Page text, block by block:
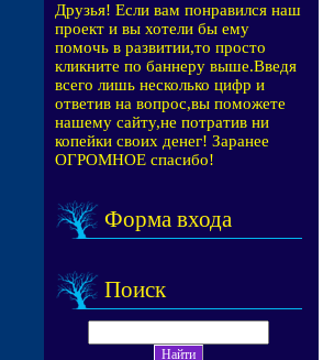
Друзья! Если вам понравился наш
проект и вы хотели бы ему
помочь в развитии,то просто
кликните по баннеру выше.Введя
всего лишь несколько цифр и
ответив на вопрос,вы поможете
нашему сайту,не потратив ни
копейки своих денег! Заранее
ОГРОМНОЕ спасибо!
Форма входа
Поиск